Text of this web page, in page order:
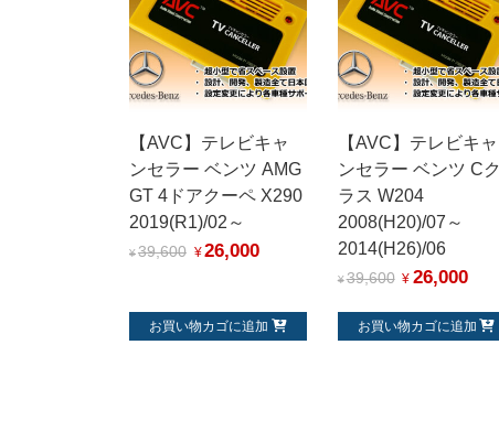
【AVC】テレビキャ
ンセラー ベンツ AMG
GT 4ドアクーペ X290
2019(R1)/02～
¥39,600 ¥26,000
お買い物カゴに追加
【AVC】テレビキャ
ンセラー ベンツ Cク
ラス W204
2008(H20)/07～
2014(H26)/06
¥39,600 ¥ 26,000
お買い物カゴに追加